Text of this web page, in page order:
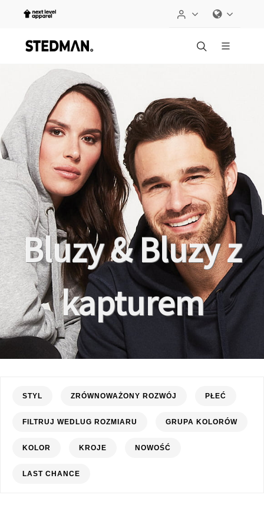
Bluzy & Bluzy z
kapturem
STYL ZRÓWNOWAŻONY ROZWÓJ PŁEĆ
FILTRUJ WEDLUG ROZMIARU GRUPA KOLORÓW
KOLOR KROJE NOWOŚĆ
LAST CHANCE